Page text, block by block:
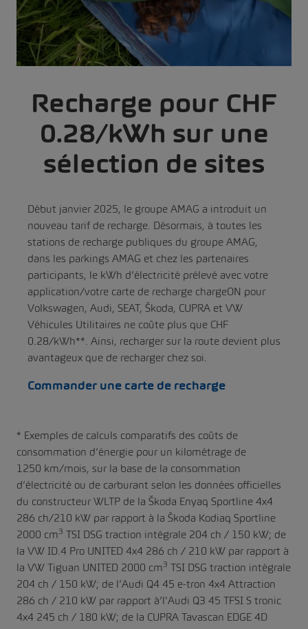
Recharge pour CHF
0.28/kWh sur une
sélection de sites
Début janvier 2025, le groupe AMAG a introduit un
nouveau tarif de recharge. Désormais, à toutes les
stations de recharge publiques du groupe AMAG,
dans les parkings AMAG et chez les partenaires
participants, le kWh d’électricité prélevé avec votre
application/votre carte de recharge chargeON pour
Volkswagen, Audi, SEAT, Škoda, CUPRA et VW
Véhicules Utilitaires ne coûte plus que CHF
0.28/kWh**. Ainsi, recharger sur la route devient plus
avantageux que de recharger chez soi.
Commander une carte de recharge
* Exemples de calculs comparatifs des coûts de
consommation d’énergie pour un kilométrage de
1250 km/mois, sur la base de la consommation
d’électricité ou de carburant selon les données officielles
du constructeur WLTP de la Škoda Enyaq Sportline 4x4
286 ch/210 kW par rapport à la Škoda Kodiaq Sportline
2000 cm3 TSI DSG traction intégrale 204 ch / 150 kW; de
la VW ID.4 Pro UNITED 4x4 286 ch / 210 kW par rapport à
la VW Tiguan UNITED 2000 cm3 TSI DSG traction intégrale
204 ch / 150 kW; de l’Audi Q4 45 e-tron 4x4 Attraction
286 ch / 210 kW par rapport à’l'Audi Q3 45 TFSI S tronic
4x4 245 ch / 180 kW; de la CUPRA Tavascan EDGE 4D